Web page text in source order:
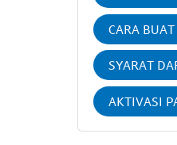
CARA BUAT
SYARAT
AKTIVASI